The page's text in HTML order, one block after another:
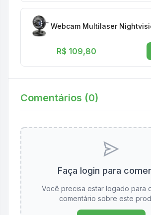
Webcam Multilaser
R$ 109,80
Comentários (0)
Faça login para
Você precisa estar logado para
comentário sobre este